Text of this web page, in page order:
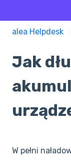
alea Helpdesk
Jak
W pełni